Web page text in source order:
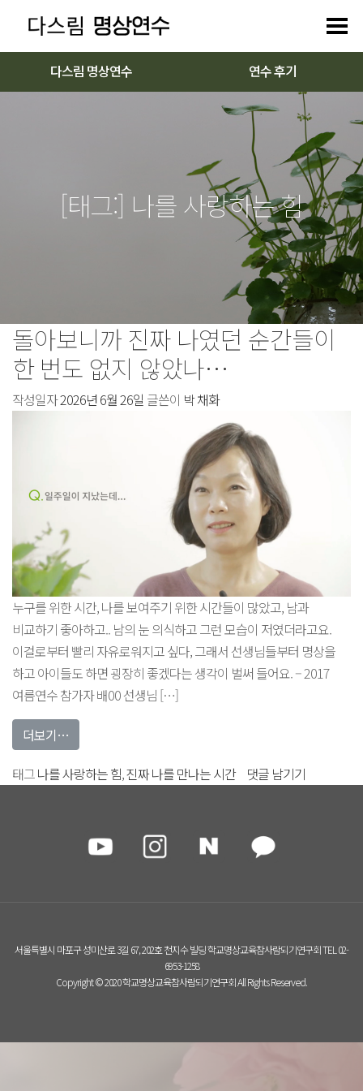
다스림 명상연수 연수 후기
[태그:] 나를 사랑하는 힘
돌아보니까 진짜 나였던 순간들이
한 번도 없지 않았나…
작성일자2026년 6월 26일 글쓴이 박 채화
누구를 위한 시간, 나를 보여주기 위한 시간들이 많았고, 남과
비교하기 좋아하고.. 남의 눈 의식하고 그런 모습이 저였더라고요.
이걸로부터 빨리 자유로워지고 싶다, 그래서 선생님들부터 명상을
하고 아이들도 하면 굉장히 좋겠다는 생각이 벌써 들어요. – 2017
여름연수 참가자 배00 선생님 […]
더보기…
태그나를 사랑하는 힘,진짜 나를 만나는 시간
돌아보니까
순간들이
에
댓글 남기기
서울특별시 마포구 성미산로 3길 67, 202호 천지수 빌딩 학교명상교육참사람되기연구회 TEL 02-
6953-1258
Copyright © 2020 학교명상교육참사람되기연구회 All Rights Reserved.